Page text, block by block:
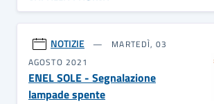
NOTIZIE
MARTEDÌ, 03
AGOSTO 2021
ENEL SOLE - Segnalazione
lampade spente